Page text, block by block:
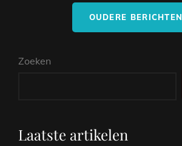
GITAAR
Berichtnavigatie
OUDERE BERICHTEN
Zoeken
Laatste artikelen